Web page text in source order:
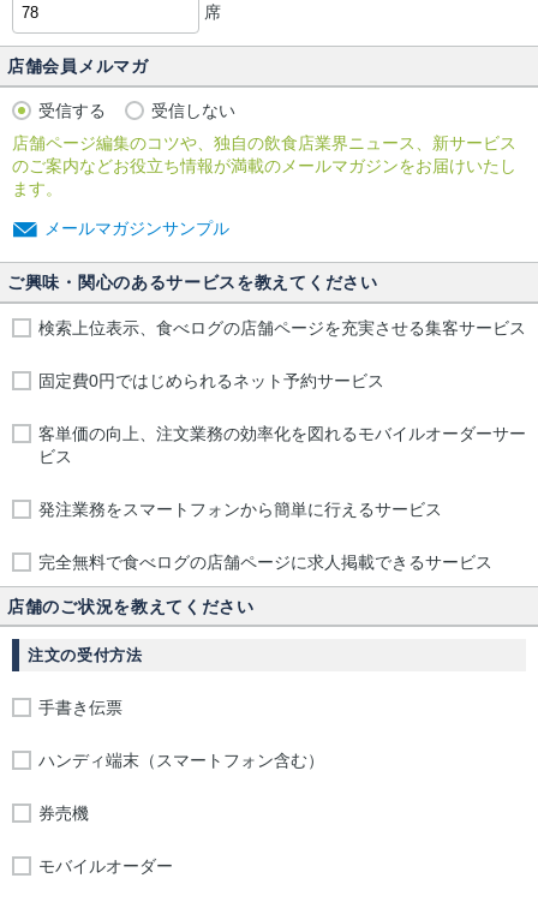
席
店舗会員メルマガ
受信する
受信しない
店舗ページ編集のコツや、独自の飲食店業界ニュース、新サービス
のご案内などお役立ち情報が満載のメールマガジンをお届けいたし
ます。
メールマガジンサンプル
ご興味・関心のあるサービスを教えてください
検索上位表示、食べログの店舗ページを充実させる集客サービス
固定費0円ではじめられるネット予約サービス
客単価の向上、注文業務の効率化を図れるモバイルオーダーサー
ビス
発注業務をスマートフォンから簡単に行えるサービス
完全無料で食べログの店舗ページに求人掲載できるサービス
店舗のご状況を教えてください
注文の受付方法
手書き伝票
ハンディ端末（スマートフォン含む）
券売機
モバイルオーダー